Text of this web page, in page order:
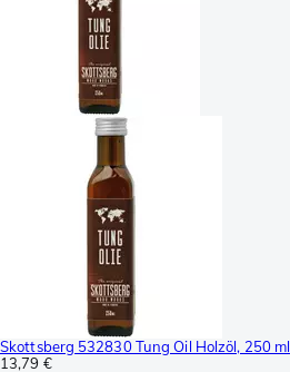
Skottsberg 532830 Tung Oil Holzöl, 250 ml
13,79 €